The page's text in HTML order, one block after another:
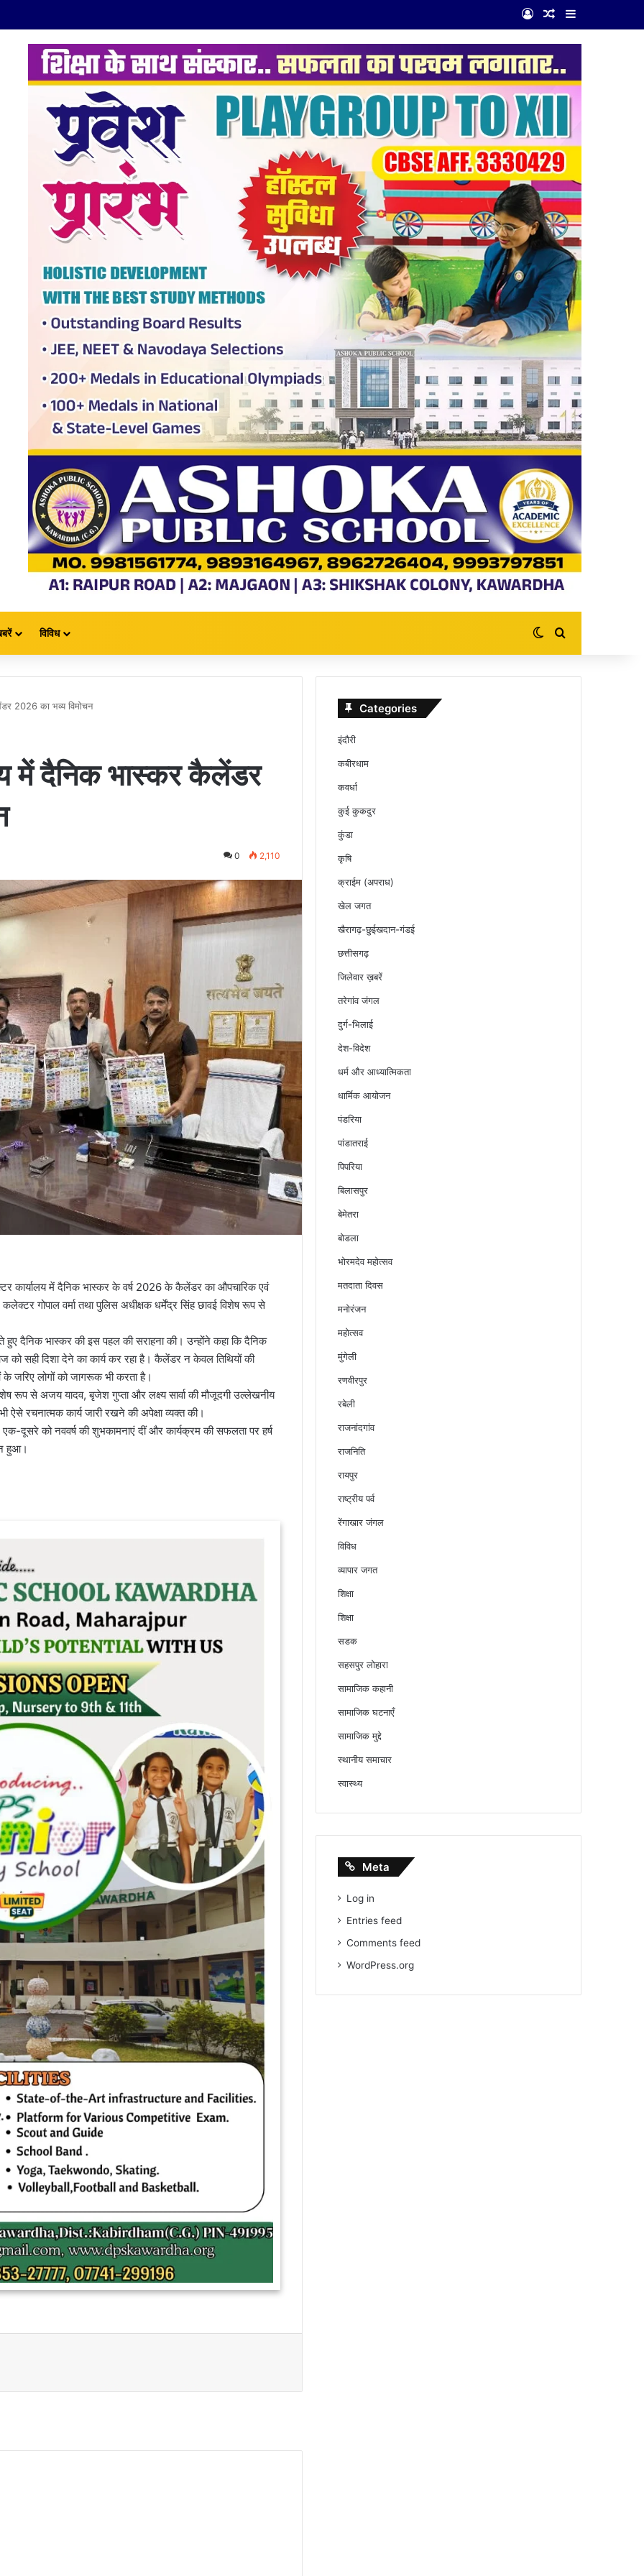
Log InRandom Article
Sidebar
विविध Switch skin
Search for
2026 का भव्य विमोचन
में दैनिक भास्कर कैलेंडर
0 2,110
कार्यालय में दैनिक भास्कर के वर्ष 2026 के कैलेंडर का औपचारिक एवं
गोपाल वर्मा तथा पुलिस अधीक्षक धर्मेंद्र सिंह छावई विशेष रूप से
दैनिक भास्कर की इस पहल की सराहना की। उन्होंने कहा कि दैनिक
को सही दिशा देने का कार्य कर रहा है। कैलेंडर न केवल तिथियों की
के जरिए लोगों को जागरूक भी करता है।
रूप से अजय यादव, बृजेश गुप्ता और लक्ष्य सार्वा की मौजूदगी उल्लेखनीय
ऐसे रचनात्मक कार्य जारी रखने की अपेक्षा व्यक्त की।
एक-दूसरे को नववर्ष की शुभकामनाएं दीं और कार्यक्रम की सफलता पर हर्ष
हुआ।
Categories
इंदौरी
कबीरधाम
कवर्धा
कुई कुकदुर
कुंडा
कृषि
क्राईम (अपराध)
खेल जगत
खैरागढ़-छुईखदान-गंडई
छत्तीसगढ़
जिलेवार ख़बरें
तरेगांव जंगल
दुर्ग-भिलाई
देश-विदेश
धर्म और आध्यात्मिकता
धार्मिक आयोजन
पंडरिया
पांडातराई
पिपरिया
बिलासपुर
बेमेतरा
बोडला
भोरमदेव महोत्सव
मतदाता दिवस
मनोरंजन
महोत्सव
मुंगेली
रणवीरपुर
रबेली
राजनांदगांव
राजनिति
रायपुर
राष्ट्रीय पर्व
रेंगाखार जंगल
विविध
व्यापार जगत
शिक्षा
शिक्षा
सडक
सहसपुर लोहारा
सामाजिक कहानी
सामाजिक घटनाएँ
सामाजिक मुद्दे
स्थानीय समाचार
स्वास्थ्य
Meta
Log in
Entries feed
Comments feed
WordPress.org